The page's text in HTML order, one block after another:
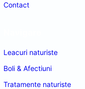
Contact
Leacuri naturiste
Boli & Afectiuni
Tratamente naturiste